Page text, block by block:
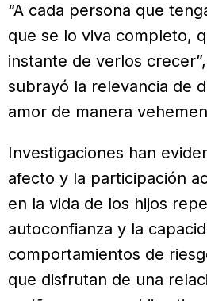
“A cada persona que
que se lo viva completo,
instante de verlos
subrayó la relevancia de
amor de manera
Investigaciones han
afecto y la participación
en la vida de los hijos
autoconfianza y la
comportamientos de
que disfrutan de una